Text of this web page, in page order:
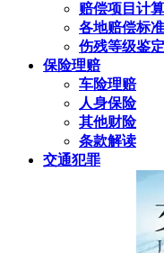
赔偿项目计算
各地赔偿标准
伤残等级鉴定
保险理赔
车险理赔
人身保险
其他财险
条款解读
交通犯罪